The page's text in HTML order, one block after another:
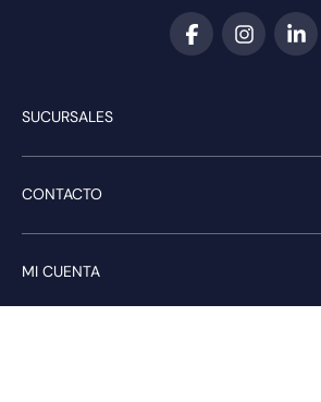
SUCURSALES
CONTACTO
MI CUENTA